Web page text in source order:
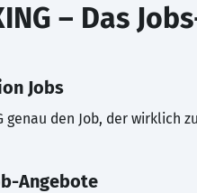
– Das
Jobs
genau den Job, der wirklich
Angebote